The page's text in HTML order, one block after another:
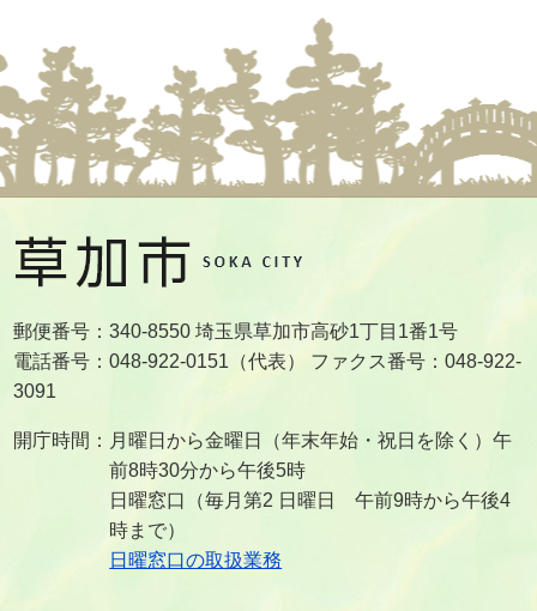
郵便番号：340-8550 埼玉県草加市高砂1丁目1番1号
電話番号：048-922-0151（代表） ファクス番号：048-922-
3091
開庁時間：月曜日から金曜日（年末年始・祝日を除く）午
前8時30分から午後5時
日曜窓口（毎月第2 日曜日 午前9時から午後4
時まで）
日曜窓口の取扱業務